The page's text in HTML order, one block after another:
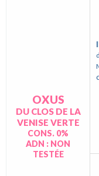
OXUS
DU CLOS DE LA
VENISE VERTE
CONS. 0%
ADN : NON
TESTÉE